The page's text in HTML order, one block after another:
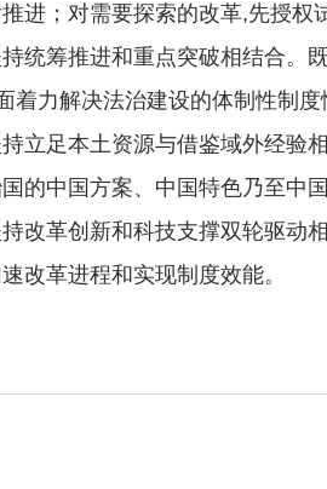
进；对需要探索的改革,先授权
筹推进和重点突破相结合。既
着力解决法治建设的体制性制
足本土资源与借鉴域外经验相
的中国方案、中国特色乃至中
革创新和科技支撑双轮驱动相
改革进程和实现制度效能。